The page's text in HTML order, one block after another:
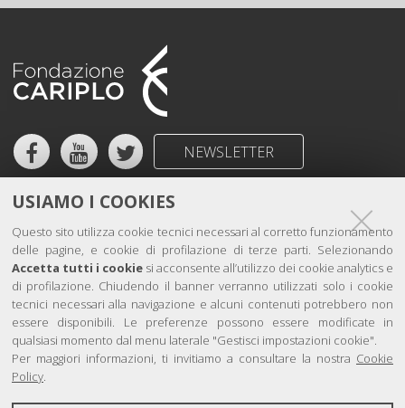
USIAMO I COOKIES
Questo sito utilizza cookie tecnici necessari al corretto funzionamento
delle pagine, e cookie di profilazione di terze parti. Selezionando
Accetta tutti i cookie si acconsente all’utilizzo dei cookie analytics e
di profilazione. Chiudendo il banner verranno utilizzati solo i cookie
tecnici necessari alla navigazione e alcuni contenuti potrebbero non
essere disponibili. Le preferenze possono essere modificate in
qualsiasi momento dal menu laterale "Gestisci impostazioni cookie".
Per maggiori informazioni, ti invitiamo a consultare la nostra Cookie
Policy
FacebookYouTubeTwitterNEWSLETTER
The Foundation
Projects
Grants
Stories
CONTACTS